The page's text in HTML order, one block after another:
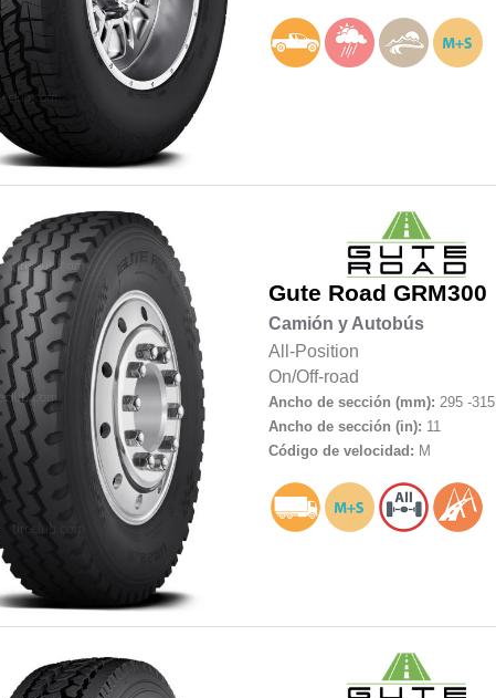
Gute Road GRM300
Camión y Autobús
All-Position
On/Off-road
Ancho de sección (mm): 295 -315
Ancho de sección (in): 11
Código de velocidad: M